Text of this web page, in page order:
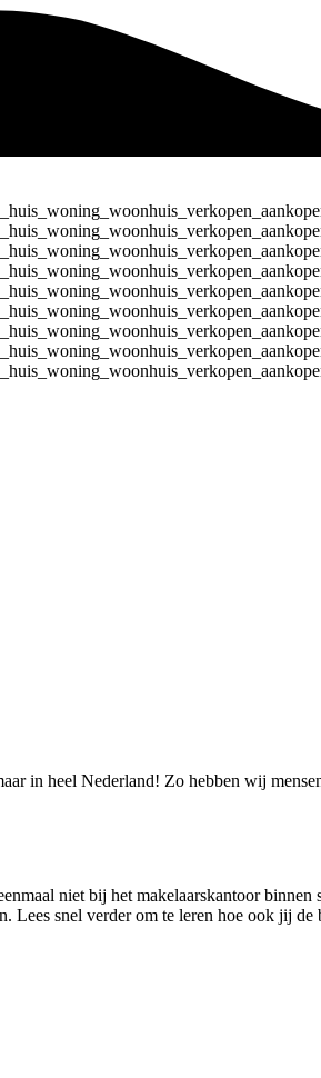
in heel Nederland! Zo hebben wij
niet bij het makelaarskantoor binnen
Lees snel verder om te leren hoe ook jij